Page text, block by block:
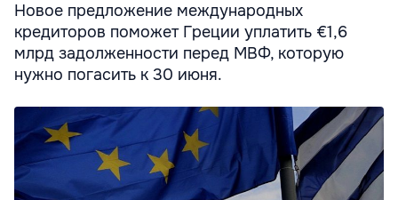
Новое предложение международных
кредиторов поможет Греции уплатить €1,6
млрд задолженности перед МВФ, которую
нужно погасить к 30 июня.